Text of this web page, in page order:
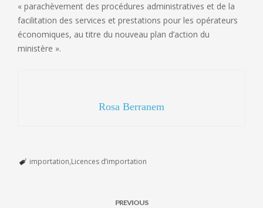
« parachèvement des procédures administratives et de la
facilitation des services et prestations pour les opérateurs
économiques, au titre du nouveau plan d’action du
ministère ».
Rosa Berranem
importation Licences d’importation
PREVIOUS